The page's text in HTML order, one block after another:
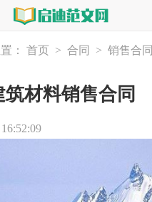
： 首页 > 合同 > 销售合同
筑材料销售合同